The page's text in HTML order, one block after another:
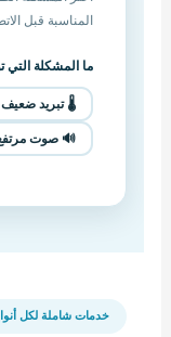
المناسبة قبل
ما المشكلة التي
🌡️ تبريد ضعيف
🔊 صوت
خدمات شاملة لكل